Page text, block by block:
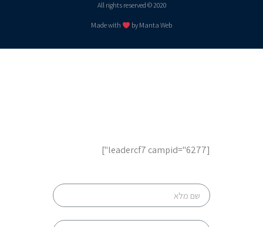
2020 © All rights reserved
Made with by Manta Web
[leadercf7 campid="6277"]